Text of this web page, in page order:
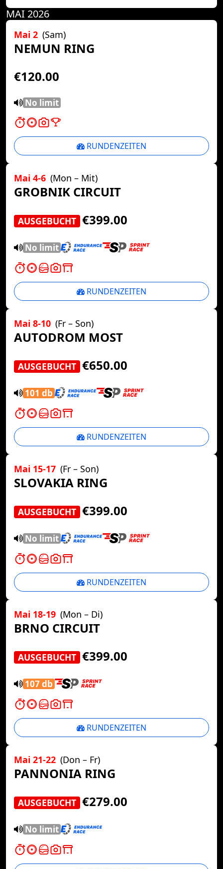
MAI 2026
Mai 2 (Sam)
NEMUN RING
€120.00
No limit
RUNDENZEITEN
Mai 4-6 (Mon – Mit)
GROBNIK CIRCUIT
AUSGEBUCHT €399.00
No limit
RUNDENZEITEN
Mai 8-10 (Fr – Son)
AUTODROM MOST
AUSGEBUCHT €650.00
101 db
RUNDENZEITEN
Mai 15-17 (Fr – Son)
SLOVAKIA RING
AUSGEBUCHT €399.00
No limit
RUNDENZEITEN
Mai 18-19 (Mon – Di)
BRNO CIRCUIT
AUSGEBUCHT €399.00
107 db
RUNDENZEITEN
Mai 21-22 (Don – Fr)
PANNONIA RING
AUSGEBUCHT €279.00
No limit